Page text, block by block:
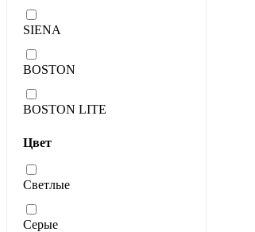
SIENA
BOSTON
BOSTON LITE
Цвет
Светлые
Серые